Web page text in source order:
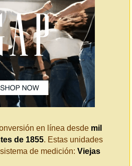
en línea desde mil
de 1855. Estas unidades
de medición: Viejas